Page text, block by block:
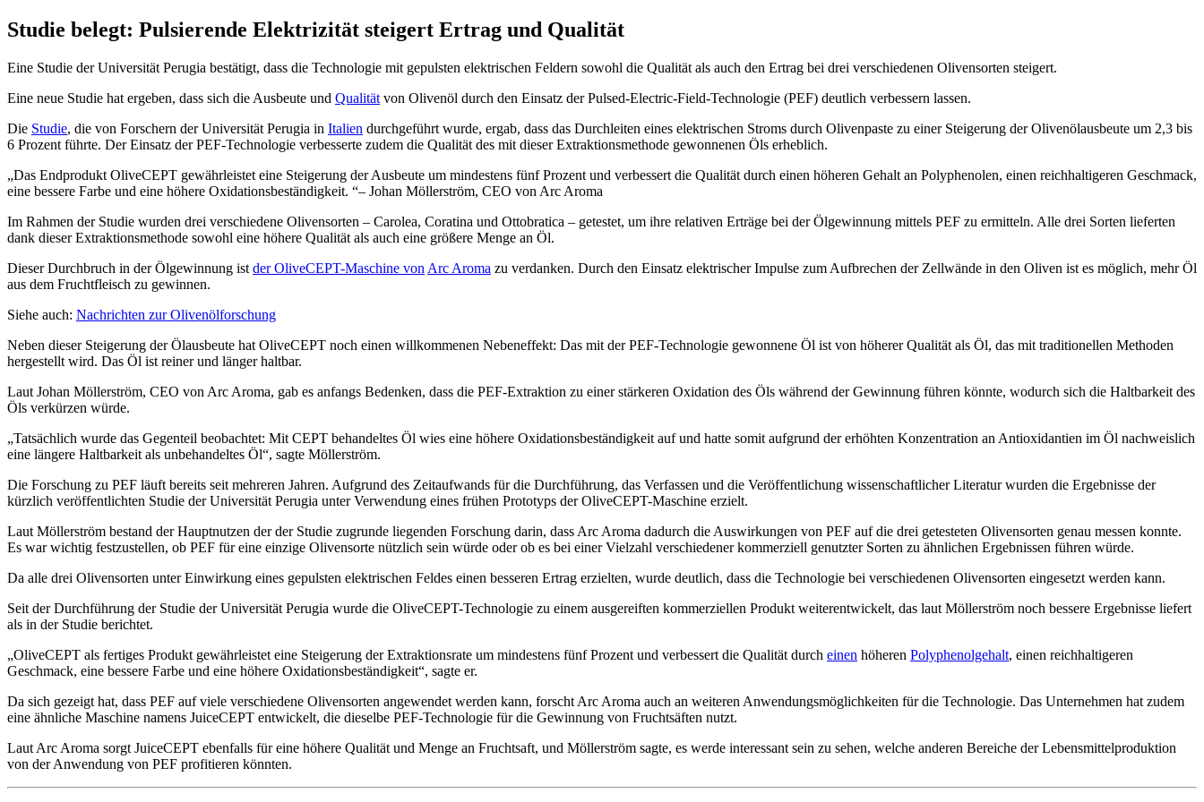
Studie belegt: Pulsierende Elektrizität steigert Ertrag und Qualität
Eine Studie der Universität Perugia bestätigt, dass die Technologie mit gepulsten elektrischen Feldern sowohl die Qualität als auch den Ertrag bei drei verschiedenen Olivensorten steigert.
Eine neue Studie hat ergeben, dass sich die Ausbeute und Qualität von Olivenöl durch den Einsatz der Pulsed-Electric-Field-Technologie (PEF) deutlich verbessern lassen.
Die Studie, die von Forschern der Universität Perugia in Italien durchgeführt wurde, ergab, dass das Durchleiten eines elektrischen Stroms durch Olivenpaste zu einer Steigerung der Olivenölausbeute um 2,3 bis
6 Prozent führte. Der Einsatz der PEF-Technologie verbesserte zudem die Qualität des mit dieser Extraktionsmethode gewonnenen Öls erheblich.
Das Endprodukt OliveCEPT gewährleistet eine Steigerung der Ausbeute um mindestens fünf Prozent und verbessert die Qualität durch einen höheren Gehalt an Polyphenolen, einen reichhaltigeren Geschmack,
eine bessere Farbe und eine höhere Oxidationsbeständigkeit.
– Johan Möllerström, CEO von Arc Aroma
Im Rahmen der Studie wurden drei verschiedene Olivensorten – Carolea, Coratina und Ottobratica – getestet, um ihre relativen Erträge bei der Ölgewinnung mittels PEF zu ermitteln. Alle drei Sorten lieferten
dank dieser Extraktionsmethode sowohl eine höhere Qualität als auch eine größere Menge an Öl.
Dieser Durchbruch in der Ölgewinnung ist der OliveCEPT-Maschine von Arc Aroma zu verdanken. Durch den Einsatz elektrischer Impulse zum Aufbrechen der Zellwände in den Oliven ist es möglich, mehr Öl
aus dem Fruchtfleisch zu gewinnen.
Siehe auch: Nachrichten zur Olivenölforschung
Neben dieser Steigerung der Ölausbeute hat OliveCEPT noch einen willkommenen Nebeneffekt: Das mit der PEF-Technologie gewonnene Öl ist von höherer Qualität als Öl, das mit traditionellen Methoden
hergestellt wird. Das Öl ist reiner und länger haltbar.
Laut Johan Möllerström, CEO von Arc Aroma, gab es anfangs Bedenken, dass die PEF-Extraktion zu einer stärkeren Oxidation des Öls während der Gewinnung führen könnte, wodurch sich die Haltbarkeit des
Öls verkürzen würde.
„Tatsächlich wurde das Gegenteil beobachtet: Mit CEPT behandeltes Öl wies eine höhere Oxidationsbeständigkeit auf und hatte somit aufgrund der erhöhten Konzentration an Antioxidantien im Öl nachweislich
eine längere Haltbarkeit als unbehandeltes Öl“, sagte Möllerström.
Die Forschung zu PEF läuft bereits seit mehreren Jahren. Aufgrund des Zeitaufwands für die Durchführung, das Verfassen und die Veröffentlichung wissenschaftlicher Literatur wurden die Ergebnisse der
kürzlich veröffentlichten Studie der Universität Perugia unter Verwendung eines frühen Prototyps der OliveCEPT-Maschine erzielt.
Laut Möllerström bestand der Hauptnutzen der der Studie zugrunde liegenden Forschung darin, dass Arc Aroma dadurch die Auswirkungen von PEF auf die drei getesteten Olivensorten genau messen konnte.
Es war wichtig festzustellen, ob PEF für eine einzige Olivensorte nützlich sein würde oder ob es bei einer Vielzahl verschiedener kommerziell genutzter Sorten zu ähnlichen Ergebnissen führen würde.
Da alle drei Olivensorten unter Einwirkung eines gepulsten elektrischen Feldes einen besseren Ertrag erzielten, wurde deutlich, dass die Technologie bei verschiedenen Olivensorten eingesetzt werden kann.
Seit der Durchführung der Studie der Universität Perugia wurde die OliveCEPT-Technologie zu einem ausgereiften kommerziellen Produkt weiterentwickelt, das laut Möllerström noch bessere Ergebnisse liefert
als in der Studie berichtet.
„OliveCEPT als fertiges Produkt gewährleistet eine Steigerung der Extraktionsrate um mindestens fünf Prozent und verbessert die Qualität durch einen höheren Polyphenolgehalt, einen reichhaltigeren
Geschmack, eine bessere Farbe und eine höhere Oxidationsbeständigkeit“, sagte er.
Da sich gezeigt hat, dass PEF auf viele verschiedene Olivensorten angewendet werden kann, forscht Arc Aroma auch an weiteren Anwendungsmöglichkeiten für die Technologie. Das Unternehmen hat zudem
eine ähnliche Maschine namens JuiceCEPT entwickelt, die dieselbe PEF-Technologie für die Gewinnung von Fruchtsäften nutzt.
Laut Arc Aroma sorgt JuiceCEPT ebenfalls für eine höhere Qualität und Menge an Fruchtsaft, und Möllerström sagte, es werde interessant sein zu sehen, welche anderen Bereiche der Lebensmittelproduktion
von der Anwendung von PEF profitieren könnten.